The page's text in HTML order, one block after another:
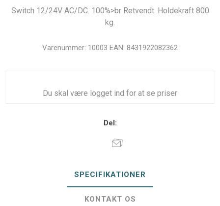
Switch 12/24V AC/DC. 100%>br Retvendt. Holdekraft 800
kg.
Varenummer: 10003 EAN: 8431922082362
Du skal være logget ind for at se priser
Del:
SPECIFIKATIONER
KONTAKT OS